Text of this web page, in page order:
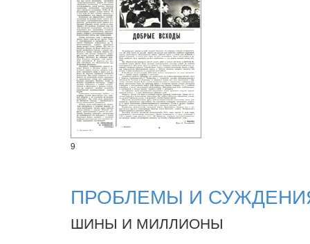
9
ПРОБЛЕМЫ И
ШИНЫ И МИЛЛИОНЫ